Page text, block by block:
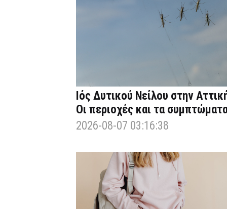
Ιός Δυτικού Νείλου στην
Οι περιοχές και τα
2026-08-07 03:16:38